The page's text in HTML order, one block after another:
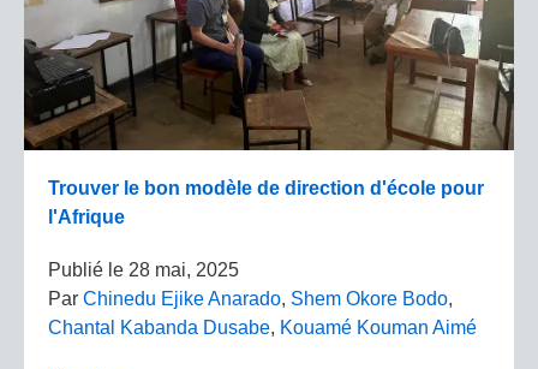
Trouver le bon modèle de direction d'école pour
l'Afrique
Publié le 28 mai, 2025
Par Chinedu Ejike Anarado, Shem Okore Bodo,
Chantal Kabanda Dusabe, Kouamé Kouman Aimé